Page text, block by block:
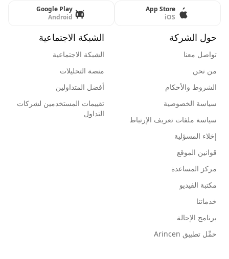
App Store
iOS
Google Play
Android
حول الشركة
تواصل معنا
من نحن
الشروط والأحكام
سياسة الخصوصية
سياسة ملفات تعريف الإرتباط
إخلاء المسؤلية
قوانين الموقع
مركز المساعدة
مكتبة الفيديو
خدماتنا
برنامج الإحالة
حمِّل تطبيق Arincen
الشبكة الاجتماعية
الشبكة الاجتماعية
منصة التحليلات
أفضل المتداولين
تقييمات المستخدمين لشركات
التداول